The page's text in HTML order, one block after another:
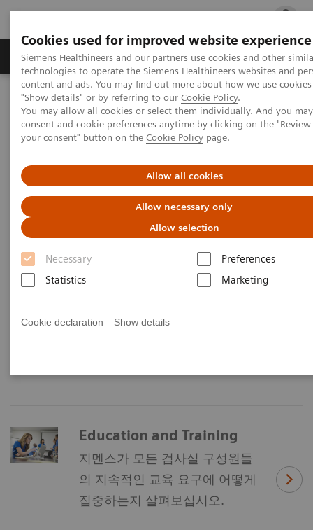
Cookies used for improved website experience
Siemens Healthineers and our partners use cookies and other
technologies to operate the Siemens Healthineers websites and
content and ads. You may find out more about how we use
"Show details" or by referring to our Cookie Policy.
You may allow all cookies or select them individually. And you
consent and cookie preferences anytime by clicking on the "Review
your consent" button on the Cookie Policy page.
Allow all cookies
Allow necessary only
Allow selection
Necessary
Preferences
Statistics
Marketing
Cookie declaration Show details
지멘스 헬시니어스(주) 채용 주요 제품
지멘스 헬시니어스(주)
Services
Laboratory Diagnostics Services
Laboratory Diagnostics
Services
Siemens Customer Care Program
지멘스는 숙련된 현장 엔지니어와 워크플로우 전문
가부터 풍부한 경험의 교육 및 고객 서비스 전문가에
운영 효율성 향상에 기여하고 있습니다.
Education and Training
지멘스가 모든 검사실 구성원들
의 지속적인 교육 요구에 어떻게
집중하는지 살펴보십시오.